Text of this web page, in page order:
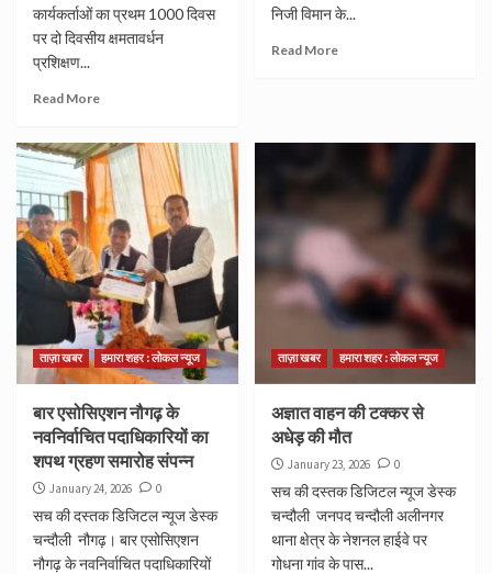
कार्यकर्ताओं का प्रथम 1000 दिवस
पर दो दिवसीय क्षमतावर्धन
प्रशिक्षण...
Read More
निजी विमान के...
Read More
ताज़ा खबर हमारा शहर : लोकल न्यूज
बार एसोसिएशन नौगढ़ के
नवनिर्वाचित पदाधिकारियों का
शपथ ग्रहण समारोह संपन्न
January 24, 2026 0
सच की दस्तक डिजिटल न्यूज डेस्क
चन्दौली नौगढ़। बार एसोसिएशन
नौगढ़ के नवनिर्वाचित पदाधिकारियों
ताज़ा खबर हमारा शहर : लोकल न्यूज
अज्ञात वाहन की टक्कर से
अधेड़ की मौत
January 23, 2026 0
सच की दस्तक डिजिटल न्यूज डेस्क
चन्दौली जनपद चन्दौली अलीनगर
थाना क्षेत्र के नेशनल हाईवे पर
गोधना गांव के पास...